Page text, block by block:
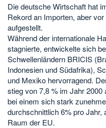
Die deutsche Wirtschaft hat
Rekord an Importen, aber
aufgestellt.
Während der internationale
stagnierte, entwickelte sich
Schwellenländern BRICIS
Indonesien und Südafrika),
und Mexiko hervorragend.
stieg von 7,8 % im Jahr
bei einem sich stark
durchschnittlich 6% pro Jahr,
Raum der EU.